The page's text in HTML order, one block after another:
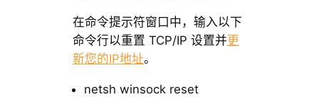
在命令提示符窗口中，输入以下
命令行以重置 TCP/IP 设置并更
新您的IP地址。
netsh winsock reset